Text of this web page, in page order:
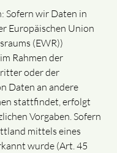
Sofern wir Daten in
Europäischen Union
(EWR))
Rahmen der
oder der
Daten an andere
stattfindet, erfolgt
Vorgaben. Sofern
mittels eines
wurde (Art. 45